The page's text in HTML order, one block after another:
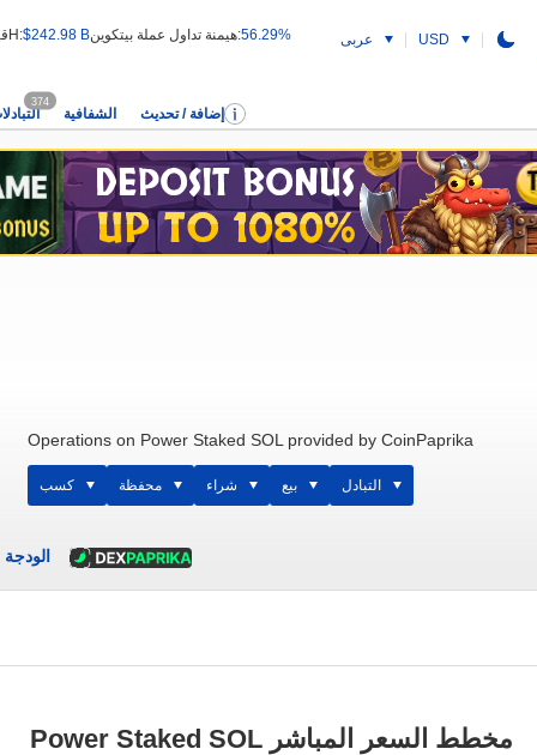
قيمة التداول 24H:$242.98 B هيمنة تداول عملة بيتكوين:56.29% عربى USD
374
الشفافية إضافة / تحديث
Operations on Power Staked SOL provided by CoinPaprika
كسب محفظة شراء بيع التبادل
الودجة
Power Staked SOL مخطط السعر المباشر